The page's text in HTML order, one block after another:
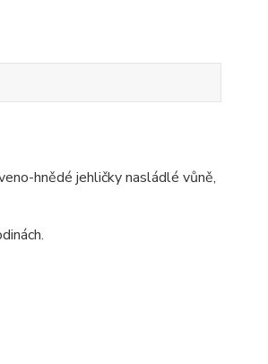
hnědé jehličky nasládlé vůně,